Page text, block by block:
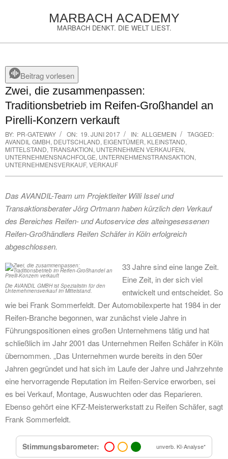
MARBACH ACADEMY
MARBACH DENKT. DIE WELT LIEST.
Menu Beitrag vorlesen
Zwei, die zusammenpassen:
Traditionsbetrieb im Reifen-Großhandel an
Pirelli-Konzern verkauft
BY: PR-GATEWAY ON: 19. JUNI 2017 IN: ALLGEMEIN
TAGGED:
AVANDIL GMBH, DEUTSCHLAND, EIGENTÜMER, KLEINSTAND,
MITTELSTAND, TRANSAKTION, UNTERNEHMEN VERKAUFEN,
UNTERNEHMENSNACHFOLGE, UNTERNEHMENSTRANSAKTION,
UNTERNEHMENSVERKAUF, VERKAUF
Das AVANDIL-Team um Projektleiter Willi Issel und
Transaktionsberater Jörg Ortmann haben kürzlich den Verkauf
des Bereiches Reifen- und Autoservice des alteingesessenen
Reifen-Großhändlers Reifen Schäfer in Köln erfolgreich
abgeschlossen.
Die AVANDIL GMBH ist Spezialistin für den
Unternehmensverkauf im Mittelstand.
33 Jahre sind eine lange Zeit.
Eine Zeit, in der sich viel
entwickelt und entscheidet. So
wie bei Frank Sommerfeldt. Der Automobilexperte hat 1984 in der
Reifen-Branche begonnen, war zunächst viele Jahre in
Führungspositionen eines großen Unternehmens tätig und hat
schließlich im Jahr 2001 das Unternehmen Reifen Schäfer in Köln
übernommen. „Das Unternehmen wurde bereits in den 50er
Jahren gegründet und hat sich im Laufe der Jahre und Jahrzehnte
eine hervorragende Reputation im Reifen-Service erworben, sei
es bei Verkauf, Montage, Auswuchten oder das Reparieren.
Ebenso gehört eine KFZ-Meisterwerkstatt zu Reifen Schäfer, sagt
Frank Sommerfeldt.
Stimmungsbarometer: unverb. KI-Analyse*